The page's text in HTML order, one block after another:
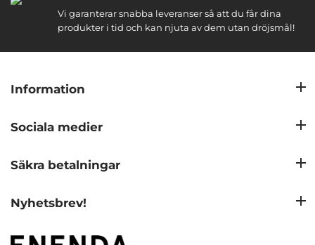
Vi garanterar snabba leveranser så att du får dina
produkter i tid och kan njuta av dem utan dröjsmål!
Information
Sociala medier
Säkra betalningar
Nyhetsbrev!